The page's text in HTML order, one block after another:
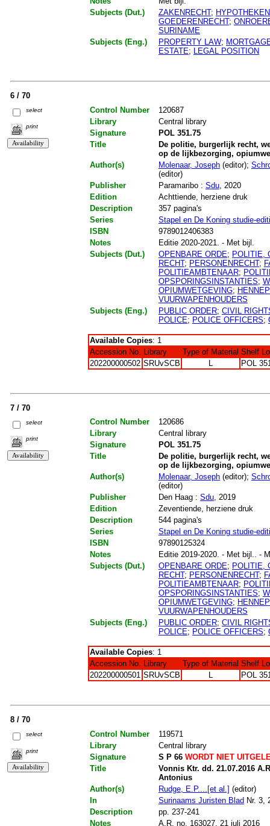
Subjects (Dut.)
ZAKENRECHT; HYPOTHEKEN
GOEDERENRECHT;
SURINAME
Subjects (Eng.)
PROPERTY LAW;
ESTATE; LEGAL POSITION
6 / 70
select
print
Control Number
120687
Library
Central library
Signature
POL 351.75
Title
De politie, burgerlijk recht,
op de lijkbezorging,
Author(s)
Molenaar, Joseph(editor);
(editor)
Publisher
Paramaribo : Sdu, 2020
Edition
Achttiende, herziene druk
Description
357 pagina's
Series
Stapel en De Koning studie-
ISBN
9789012406383
Notes
Editie 2020-2021. - Met bijl.
Subjects (Dut.)
OPENBARE ORDE; POLITIE,
RECHT; PERSONENRECHT;
POLITIEAMBTENAAR;
OPSPORINGSINSTANTIES;
OPIUMWETGEVING;
VUURWAPENHOUDERS
Subjects (Eng.)
PUBLIC ORDER; CIVIL
POLICE; POLICE OFFICERS;
Available Copies: 1
Accession No. Library Type of Material Shelf
202200000502 SRUvSCB L POL
7 / 70
select
print
Control Number
120686
Library
Central library
Signature
POL 351.75
Title
De politie, burgerlijk recht,
op de lijkbezorging,
Author(s)
Molenaar, Joseph(editor);
(editor)
Publisher
Den Haag : Sdu, 2019
Edition
Zeventiende, herziene druk
Description
544 pagina's
Series
Stapel en De Koning studie-
ISBN
97890125324
Notes
Editie 2019-2020. - Met bijl.. -
Subjects (Dut.)
OPENBARE ORDE; POLITIE,
RECHT; PERSONENRECHT;
POLITIEAMBTENAAR;
OPSPORINGSINSTANTIES;
OPIUMWETGEVING;
VUURWAPENHOUDERS
Subjects (Eng.)
PUBLIC ORDER; CIVIL
POLICE; POLICE OFFICERS;
Available Copies: 1
Accession No. Library Type of Material Shelf
202200000501 SRUvSCB L POL
8 / 70
select
print
Control Number
119571
Library
Central library
Signature
S P 66WORDT NIET
Title
Vonnis Ktr. dd. 21.07.2016
Antonius
Author(s)
Rudge, E.P....[et al.] (editor)
In
Surinaams Juristen Blad Nr. 3,
Description
pp. 237-241
Notes
A.R. no. 163027, 21 juli 2016